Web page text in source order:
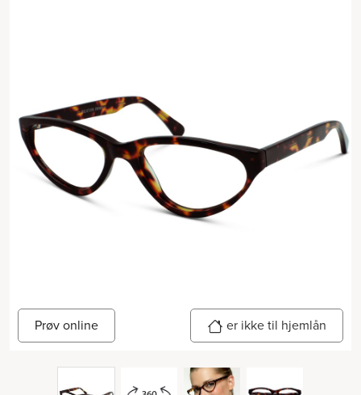
Prøv online er ikke til hjemlån